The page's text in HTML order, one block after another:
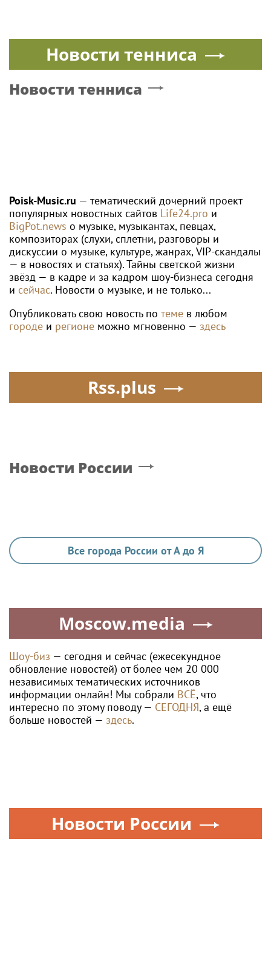
Новости тенниса
Новости тенниса
Poisk-Music.ru — тематический дочерний проект
популярных новостных сайтов Life24.pro и
BigPot.news о музыке, музыкантах, певцах,
композиторах (слухи, сплетни, разговоры и
дискуссии о музыке, культуре, жанрах, VIP-скандалы
— в новостях и статьях). Тайны светской жизни
звёзд — в кадре и за кадром шоу-бизнеса сегодня
и сейчас. Новости о музыке, и не только...
Опубликовать свою новость по теме в любом
городе и регионе можно мгновенно — здесь
Rss.plus
Новости России
Все города России от А до Я
Moscow.media
Шоу-биз — сегодня и сейчас (ежесекундное
обновление новостей) от более чем 20 000
независимых тематических источников
информации онлайн! Мы собрали ВСЁ, что
интересно по этому поводу — СЕГОДНЯ, а ещё
больше новостей — здесь.
Новости России